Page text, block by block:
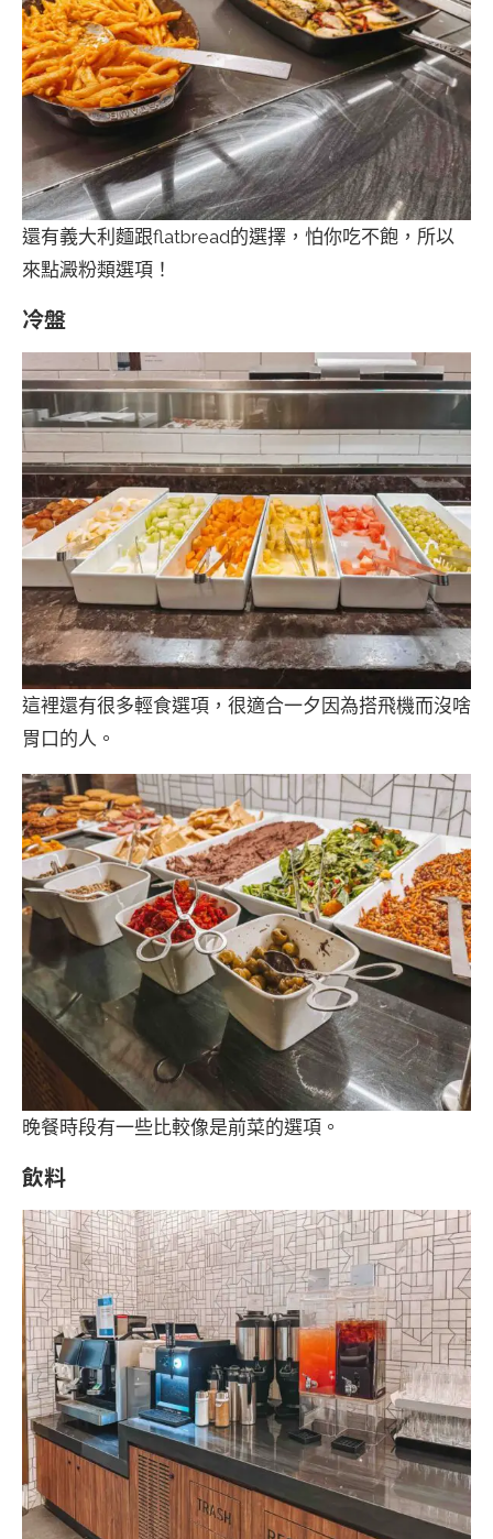
還有義大利麵跟flatbread的選擇，怕你吃不飽，所以
來點澱粉類選項！
冷盤
這裡還有很多輕食選項，很適合一夕因為搭飛機而沒啥
胃口的人。
晚餐時段有一些比較像是前菜的選項。
飲料